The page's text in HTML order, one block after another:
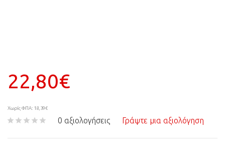
22,80€
Χωρίς ΦΠΑ: 18,39€
0 αξιολογήσεις Γράψτε μια αξιολόγηση